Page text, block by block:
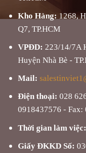
Kho Hàng: 1268,
Q7, TP.HCM
VPĐD: 223/14/7A
Huyện Nhà Bè -
Mail:
Điện thoại: 028
0918437576 - Fax:
Thời gian làm việc:
Giấy ĐKKD Số: